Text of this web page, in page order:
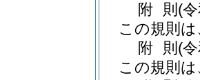
附 則 (
この規則
附 則 (
この規則